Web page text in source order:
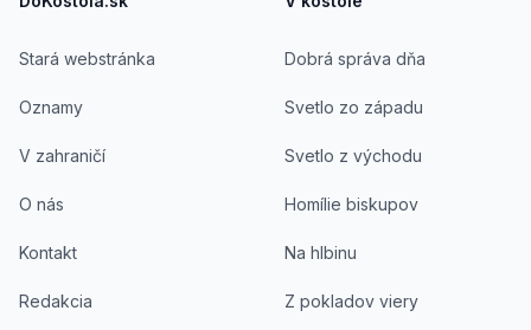
Stará webstránka
Oznamy
V zahraničí
O nás
Kontakt
Redakcia
Dobrá správa dňa
Svetlo zo západu
Svetlo z východu
Homílie biskupov
Na hlbinu
Z pokladov viery